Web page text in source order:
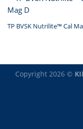
TP BVSK Nutrilite™ Cal
Copyright 2026 ©